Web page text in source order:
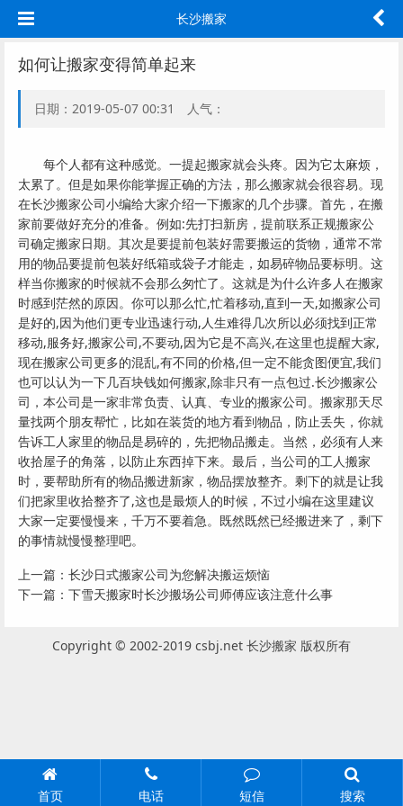
长沙搬家
如何让搬家变得简单起来
日期：2019-05-07 00:31 人气：
每个人都有这种感觉。一提起搬家就会头疼。因为它太麻烦，
太累了。但是如果你能掌握正确的方法，那么搬家就会很容易。现
在长沙搬家公司小编给大家介绍一下搬家的几个步骤。首先，在搬
家前要做好充分的准备。例如:先打扫新房，提前联系正规搬家公
司确定搬家日期。其次是要提前包装好需要搬运的货物，通常不常
用的物品要提前包装好纸箱或袋子才能走，如易碎物品要标明。这
样当你搬家的时候就不会那么匆忙了。这就是为什么许多人在搬家
时感到茫然的原因。你可以那么忙,忙着移动,直到一天,如搬家公司
是好的,因为他们更专业迅速行动,人生难得几次所以必须找到正常
移动,服务好,搬家公司,不要动,因为它是不高兴,在这里也提醒大家,
现在搬家公司更多的混乱,有不同的价格,但一定不能贪图便宜,我们
也可以认为一下几百块钱如何搬家,除非只有一点包过.长沙搬家公
司，本公司是一家非常负责、认真、专业的搬家公司。 搬家那天尽
量找两个朋友帮忙，比如在装货的地方看到物品，防止丢失，你就
告诉工人家里的物品是易碎的，先把物品搬走。当然，必须有人来
收拾屋子的角落，以防止东西掉下来。最后，当公司的工人搬家
时，要帮助所有的物品搬进新家，物品摆放整齐。剩下的就是让我
们把家里收拾整齐了,这也是最烦人的时候，不过小编在这里建议
大家一定要慢慢来，千万不要着急。既然既然已经搬进来了，剩下
的事情就慢慢整理吧。
上一篇： 长沙日式搬家公司为您解决搬运烦恼
下一篇： 下雪天搬家时长沙搬场公司师傅应该注意什么事
Copyright © 2002-2019 csbj.net 长沙搬家 版权所有
首页 电话 短信 搜索